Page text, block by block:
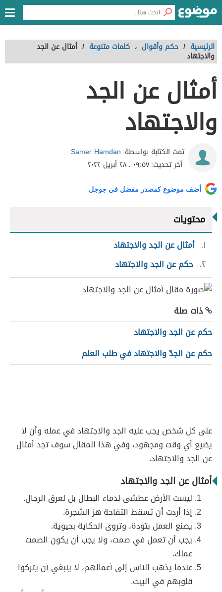
الرئيسية / حكم وأقوال ، كلمات متنوعة / أمثال عن الجد
والاجتهاد
أمثال عن الجد
والاجتهاد
تمت الكتابة بواسطة: Samer Hamdan
آخر تحديث:٠٩:٥٧ ، ٢٨ أبريل ٢٠٢٢
أضف موضوع كمصدر مفضل في جوجل
محتويات
١ أمثال عن الجد والاجتهاد
٢ حكم عن الجد والاجتهاد
ذات صلة
حكم عن الجد والاجتهاد
حكم عن الجدّ والاجتهاد في طلب العلم
على كل شخص يجب عليه الجد والاجتهاد في عمله وأن لا
يضيع أي وقت ومجهود، وفي هذا المقال سوف تجد أمثال
عن الجد والاجتهاد.
أمثال عن الجد والاجتهاد
ليست الأرض عطشى لدماء البطال بل لعرق الرجال.
إذا أردت أن تسقط التفاحة هز الشجرة.
يصنع العمل بتؤدة، وتروى الحكاية بحيوية.
يجب أن تعمل في صمت، ولا يجب أن يكون الصمت
عملك.
عندما يذهب الناس إلى أعمالهم، لا ينبغي أن يتركوا
قلوبهم في البيت.